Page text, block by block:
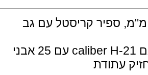
אל חלד בקוטר 45 מ"מ, ספיר קריסטל עם גב
המנגנון מכני אוטומטי של המילטון דגם caliber H-21 עם 25 אבני